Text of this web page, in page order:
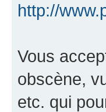
http://
Vous
obscène,
etc. qui